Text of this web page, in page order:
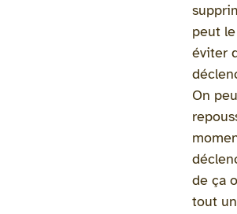
peut
éviter
On
de ça
tout un